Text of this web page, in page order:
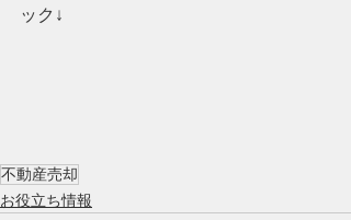
ック↓
不動産売却
お役立ち情報